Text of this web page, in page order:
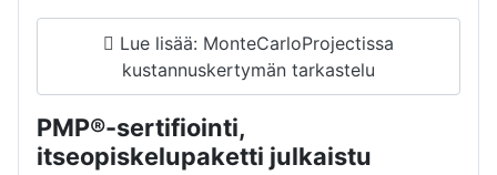
Lue lisää: MonteCarloProjectissa
kustannuskertymän tarkastelu
PMP®-sertifiointi,
itseopiskelupaketti julkaistu